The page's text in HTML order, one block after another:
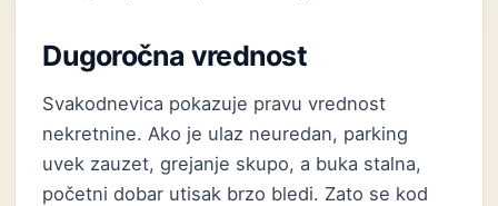
Dugoročna vrednost
Svakodnevica pokazuje pravu vrednost
nekretnine. Ako je ulaz neuredan, parking
uvek zauzet, grejanje skupo, a buka stalna,
početni dobar utisak brzo bledi. Zato se kod